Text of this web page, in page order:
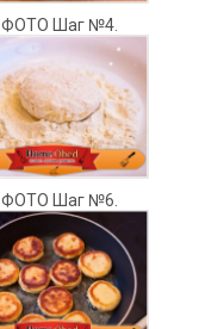
ФОТО Шаг №4.
ФОТО Шаг №6.